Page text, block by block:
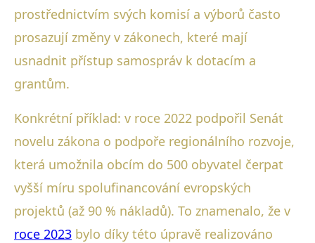
prostřednictvím svých komisí a výborů často
prosazují změny v zákonech, které mají
usnadnit přístup samospráv k dotacím a
grantům.
Konkrétní příklad: v roce 2022 podpořil Senát
novelu zákona o podpoře regionálního rozvoje,
která umožnila obcím do 500 obyvatel čerpat
vyšší míru spolufinancování evropských
projektů (až 90 % nákladů). To znamenalo, že v
roce 2023 bylo díky této úpravě realizováno